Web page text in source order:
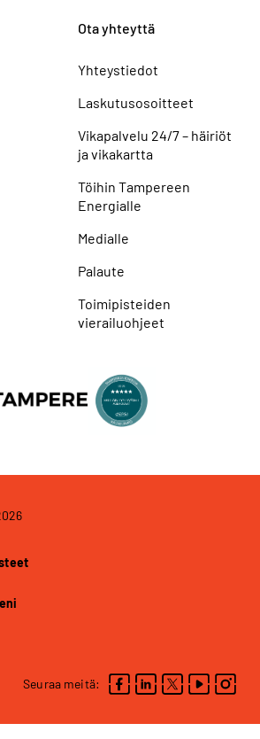
Ota yhteyttä
Yhteystiedot
Laskutusosoitteet
Vikapalvelu 24/7 – häiriöt
ja vikakartta
Töihin Tampereen
Energialle
Medialle
Palaute
Toimipisteiden
vierailuohjeet
Seuraa meitä: